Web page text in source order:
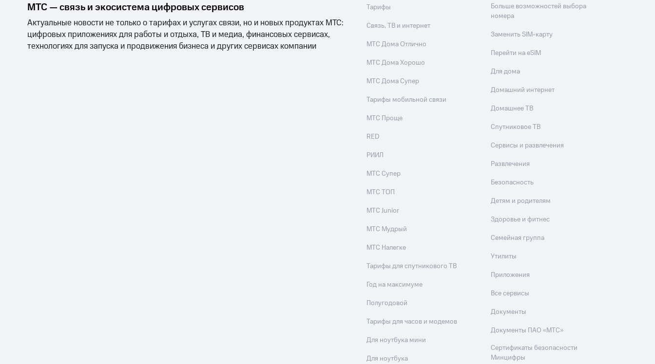
МТС — связь и экосистема цифровых сервисов
Актуальные новости не только о тарифах и услугах связи, но и новых продуктах МТС:
цифровых приложениях для работы и отдыха, ТВ и медиа, финансовых сервисах,
технологиях для запуска и продвижения бизнеса и других сервисах компании
Тарифы
Связь, ТВ и интернет
МТС Дома Отлично
МТС Дома Хорошо
МТС Дома Супер
Тарифы мобильной связи
МТС Проще
RED
РИИЛ
МТС Супер
МТС ТОП
МТС Junior
МТС Мудрый
МТС Налегке
Тарифы для спутникового ТВ
Год на максимуме
Полугодовой
Тарифы для часов и модемов
Для ноутбука мини
Для ноутбука
Больше возможностей выбора
номера
Заменить SIM-карту
Перейти на eSIM
Для дома
Домашний интернет
Домашнее ТВ
Спутниковое ТВ
Сервисы и развлечения
Развлечения
Безопасность
Детям и родителям
Здоровье и фитнес
Семейная группа
Утилиты
Приложения
Все сервисы
Документы
Документы ПАО «МТС»
Сертификаты безопасности
Минцифры